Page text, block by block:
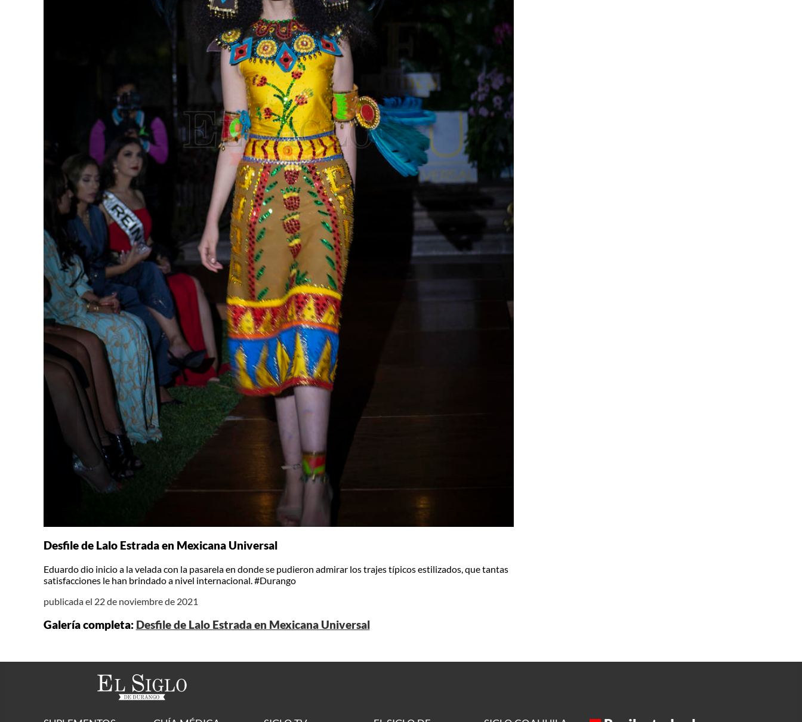
Desfile de Lalo Estrada en Mexicana Universal
Eduardo dio inicio a la velada con la pasarela en donde se pudieron admirar los trajes típicos estilizados, que tantas
satisfacciones le han brindado a nivel internacional. #Durango
publicada el 22 de noviembre de 2021
Galería completa: Desfile de Lalo Estrada en Mexicana Universal